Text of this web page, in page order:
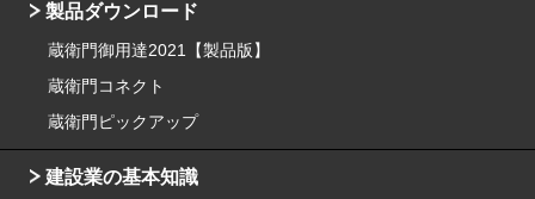
製品ダウンロード
蔵衛門御用達2021【製品版】
蔵衛門コネクト
蔵衛門ピックアップ
建設業の基本知識